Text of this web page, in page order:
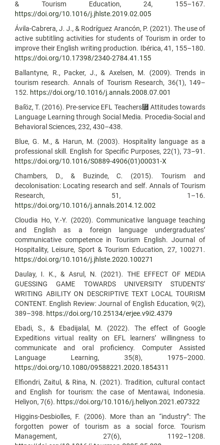
& Tourism Education, 24, 155–167.
https://doi.org/10.1016/j.jhlste.2019.02.005
Ávila-Cabrera, J. J., & Rodríguez Arancón, P. (2021). The use of
active subtitling activities for students of Tourism in order to
improve their English writing production. Ibérica, 41, 155–180.
https://doi.org/10.17398/2340-2784.41.155
Ballantyne, R., Packer, J., & Axelsen, M. (2009). Trends in
tourism research. Annals of Tourism Research, 36(1), 149–
152. https://doi.org/10.1016/j.annals.2008.07.001
Baſöz, T. (2016). Pre-service EFL Teachers⿿ Attitudes towards
Language Learning through Social Media. Procedia-Social and
Behavioral Sciences, 232, 430–438.
Blue, G. M., & Harun, M. (2003). Hospitality language as a
professional skill. English for Specific Purposes, 22(1), 73–91.
https://doi.org/10.1016/S0889-4906(01)00031-X
Chambers, D., & Buzinde, C. (2015). Tourism and
decolonisation: Locating research and self. Annals of Tourism
Research, 51, 1–16.
https://doi.org/10.1016/j.annals.2014.12.002
Cloudia Ho, Y.-Y. (2020). Communicative language teaching
and English as a foreign language undergraduates’
communicative competence in Tourism English. Journal of
Hospitality, Leisure, Sport & Tourism Education, 27, 100271.
https://doi.org/10.1016/j.jhlste.2020.100271
Daulay, I. K., & Asrul, N. (2021). THE EFFECT OF MEDIA
GUESSING GAME TOWARDS UNIVERSITY STUDENTS’
WRITING ABILITY ON DESCRIPTIVE TEXT LOCAL TOURISM
CONTENT. English Review: Journal of English Education, 9(2),
389–398. https://doi.org/10.25134/erjee.v9i2.4379
Ebadi, S., & Ebadijalal, M. (2022). The effect of Google
Expeditions virtual reality on EFL learners’ willingness to
communicate and oral proficiency. Computer Assisted
Language Learning, 35(8), 1975–2000.
https://doi.org/10.1080/09588221.2020.1854311
Elfiondri, Zaitul, & Rina, N. (2021). Tradition, cultural contact
and English for tourism: the case of Mentawai, Indonesia.
Heliyon, 7(6). https://doi.org/10.1016/j.heliyon.2021.e07322
Higgins-Desbiolles, F. (2006). More than an “industry”: The
forgotten power of tourism as a social force. Tourism
Management, 27(6), 1192–1208.